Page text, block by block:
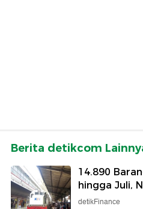
Berita detikcom
14.890
hingga Juli,
detikFinance